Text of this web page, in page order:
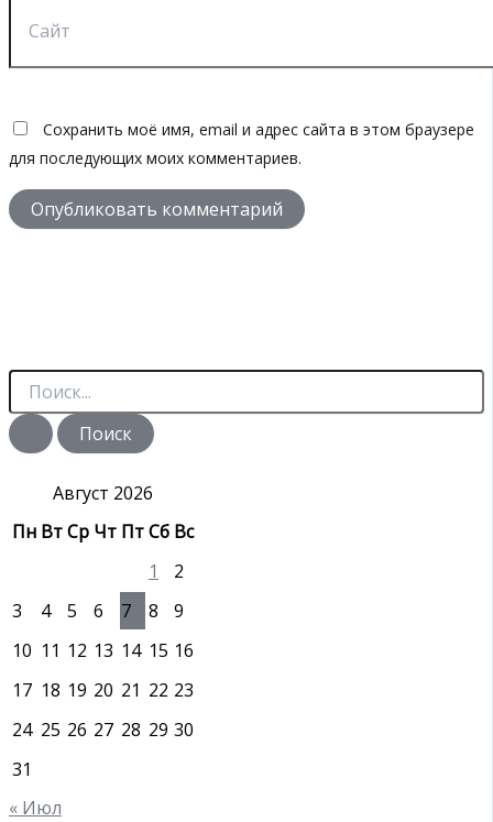
Сохранить моё имя, email и адрес сайта в этом браузере
для последующих моих комментариев.
П
и
с
Август 2026
Пн ВтСр Чт ПтСб Вс
1
2
3
4 5 6 7 8
9
10 11 12 13 14 15 16
17 18 19 20 21 22 23
24 25 26 27 28 29 30
31
« Июл